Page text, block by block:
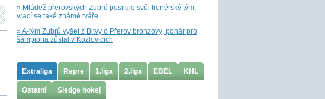
» Mládež přerovských Zubrů posiluje svůj trenérský tým,
vrací se také známé tváře
» A-tým Zubrů vyšel z Bitvy o Přerov bronzový, pohár pro
šampiona zůstal v Kozlovicích
Extraliga Repre 1.liga 2.liga EBEL KHL
Ostatní Sledge hokej